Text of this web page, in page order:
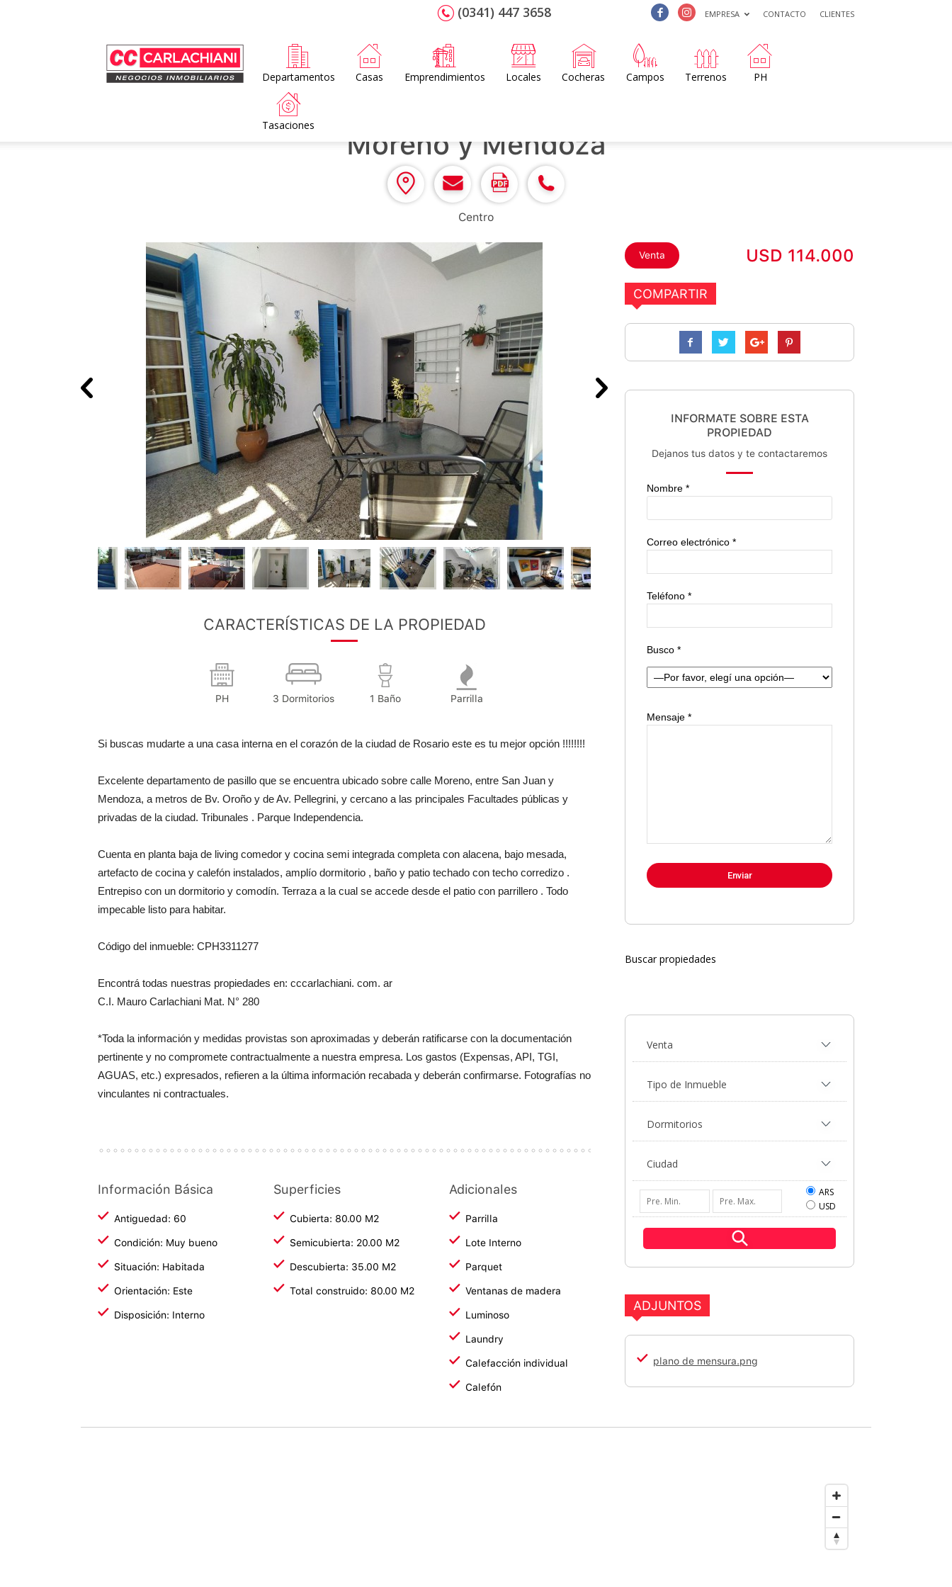
(0341) 447 3658 EMPRESA CONTACTO CLIENTES
Home
Departamentos Casas Emprendimientos Locales Cocheras Campos Terrenos PH
Tasaciones
Moreno y Mendoza
Centro
CARACTERÍSTICAS DE LA PROPIEDAD
PH 3 Dormitorios 1 Baño Parrilla
Si buscas mudarte a una casa interna en el corazón de la ciudad de Rosario este es tu mejor opción !!!!!!!!
Excelente departamento de pasillo que se encuentra ubicado sobre calle Moreno, entre San Juan y
Mendoza, a metros de Bv. Oroño y de Av. Pellegrini, y cercano a las principales Facultades públicas y
privadas de la ciudad. Tribunales . Parque Independencia.
Cuenta en planta baja de living comedor y cocina semi integrada completa con alacena, bajo mesada,
artefacto de cocina y calefón instalados, amplío dormitorio , baño y patio techado con techo corredizo .
Entrepiso con un dormitorio y comodín. Terraza a la cual se accede desde el patio con parrillero . Todo
impecable listo para habitar.
Código del inmueble: CPH3311277
Encontrá todas nuestras propiedades en: cccarlachiani. com. ar
C.I. Mauro Carlachiani Mat. N° 280
*Toda la información y medidas provistas son aproximadas y deberán ratificarse con la documentación
pertinente y no compromete contractualmente a nuestra empresa. Los gastos (Expensas, API, TGI,
AGUAS, etc.) expresados, refieren a la última información recabada y deberán confirmarse. Fotografías no
vinculantes ni contractuales.
Información Básica
Antiguedad: 60
Condición: Muy bueno
Situación: Habitada
Orientación: Este
Disposición: Interno
Superficies
Cubierta: 80.00 M2
Semicubierta: 20.00 M2
Descubierta: 35.00 M2
Total construido: 80.00 M2
Adicionales
Parrilla
Lote Interno
Parquet
Ventanas de madera
Luminoso
Laundry
Calefacción individual
Calefón
Venta USD 114.000
COMPARTIR
INFORMATE SOBRE ESTA
PROPIEDAD
Dejanos tus datos y te contactaremos
Nombre *
Correo electrónico *
Teléfono *
Busco *
Mensaje *
Buscar propiedades
ARS
USD
ADJUNTOS
plano de mensura.png